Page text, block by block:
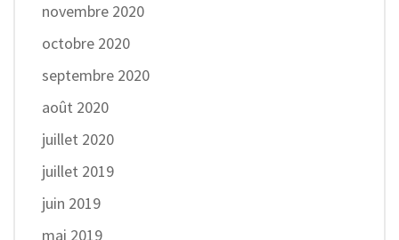
novembre 2020
octobre 2020
septembre 2020
août 2020
juillet 2020
juillet 2019
juin 2019
mai 2019